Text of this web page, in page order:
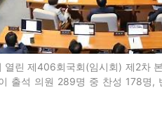
린 제406회국회(임시회) 제2차
출석 의원 289명 중 찬성 178명,